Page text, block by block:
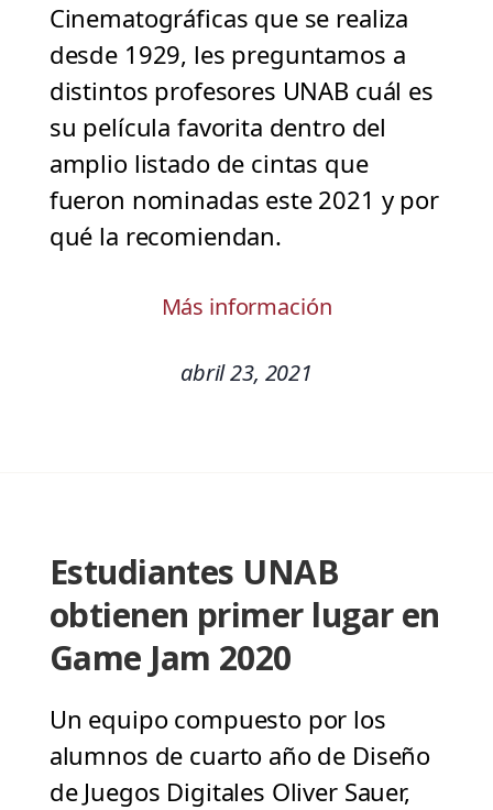
Cinematográficas que se realiza
desde 1929, les preguntamos a
distintos profesores UNAB cuál es
su película favorita dentro del
amplio listado de cintas que
fueron nominadas este 2021 y por
qué la recomiendan.
Más información
abril 23, 2021
Estudiantes UNAB
obtienen primer lugar en
Game Jam 2020
Un equipo compuesto por los
alumnos de cuarto año de Diseño
de Juegos Digitales Oliver Sauer,